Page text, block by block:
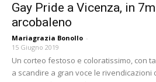
Gay Pride a Vicenza, in
arcobaleno
Mariagrazia Bonollo -
15 Giugno 2019
Un corteo festoso e coloratissimo, con
a scandire a gran voce le rivendicazioni